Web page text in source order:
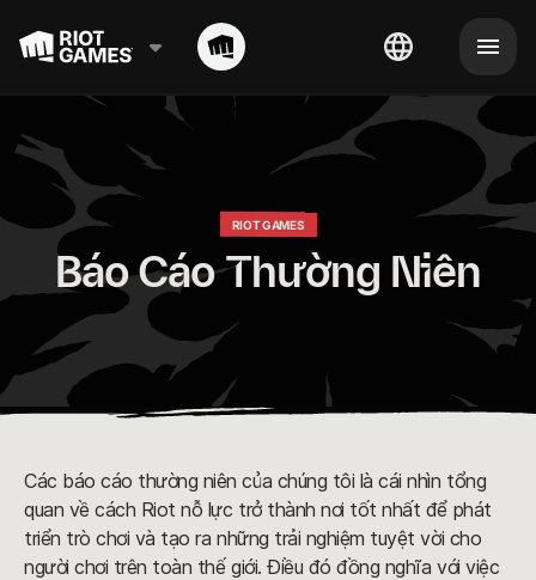
RIOT GAMES
Báo Cáo Thường Niên
Các báo cáo thường niên của chúng tôi là cái nhìn tổng
quan về cách Riot nỗ lực trở thành nơi tốt nhất để phát
triển trò chơi và tạo ra những trải nghiệm tuyệt vời cho
người chơi trên toàn thế giới. Điều đó đồng nghĩa với việc